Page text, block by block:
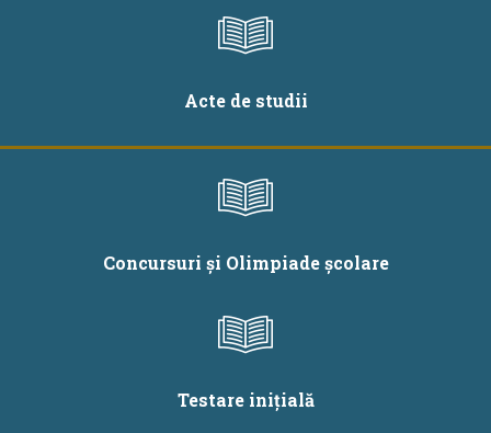
Acte de studii
Concursuri și Olimpiade școlare
Testare inițială